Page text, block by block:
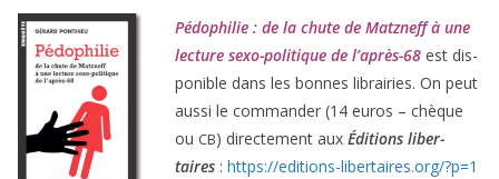
Pédophilie : de la chute de Matzneff à une
lec­ture sexo-poli­tique de l’après-68 est dis­
po­nible dans les bonnes librai­ries. On peut
aus­si le com­man­der (14 euros – chèque
ou CB) direc­te­ment aux Éditions liber­
taires : https://​edi​tions​-liber​taires​.org/​?​p​=​1